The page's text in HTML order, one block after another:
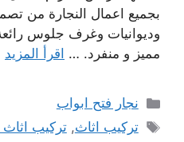
بجميع اعمال النجارة من
وديوانيات وغرف جلوس
مميز و منفرد. … اقرأ المزيد
التصنيفات
نجار فتح ابواب
الوسوم
تركيب اثاث,تركيب اثاث